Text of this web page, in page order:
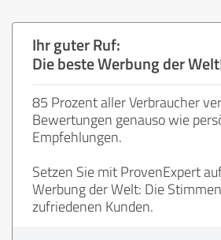
Ihr guter Ruf:
Die beste Werbung der
85 Prozent aller Verbraucher
Bewertungen genauso wie
Empfehlungen.
Setzen Sie mit ProvenExpert
Werbung der Welt: Die
zufriedenen Kunden.